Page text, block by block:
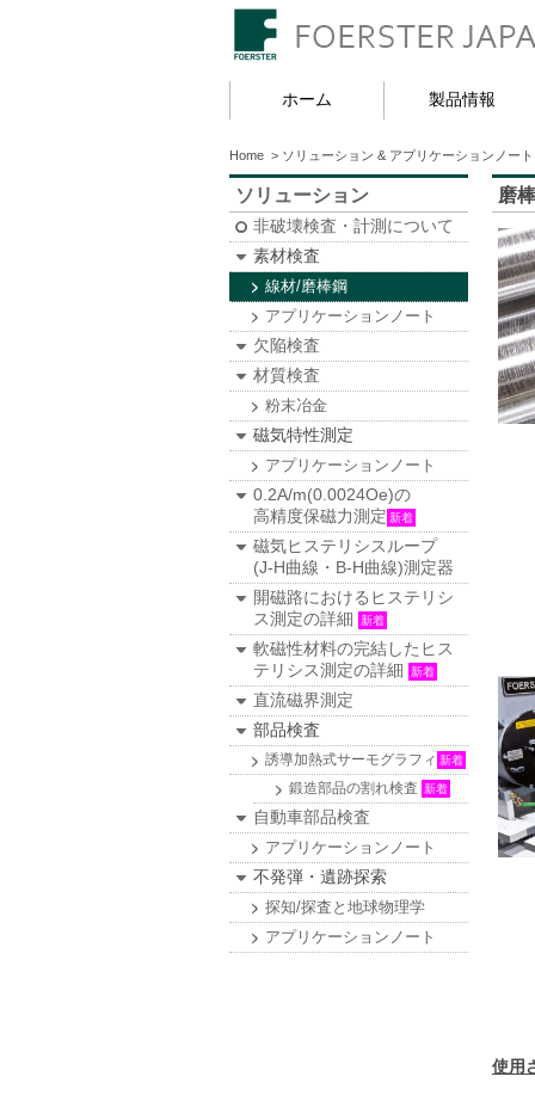
ホーム 製品情報
Home > ソリューション & アプリケーションノート
ソリューション
非破壊検査・計測について
素材検査
線材/磨棒鋼
アプリケーションノート
欠陥検査
材質検査
粉末冶金
磁気特性測定
アプリケーションノート
0.2A/m(0.0024Oe)の
高精度保磁力測定 新着
磁気ヒステリシスループ
(J-H曲線・B-H曲線)測定器
開磁路におけるヒステリシ
ス測定の詳細
新着
軟磁性材料の完結したヒス
テリシス測定の詳細
新着
直流磁界測定
部品検査
誘導加熱式サーモグラフィ 新着
鍛造部品の割れ検査 新着
自動車部品検査
アプリケーションノート
不発弾・遺跡探索
探知/探査と地球物理学
アプリケーションノート
磨
使用